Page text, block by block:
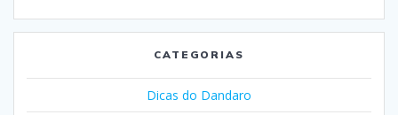
CATEGORIAS
Dicas do Dandaro